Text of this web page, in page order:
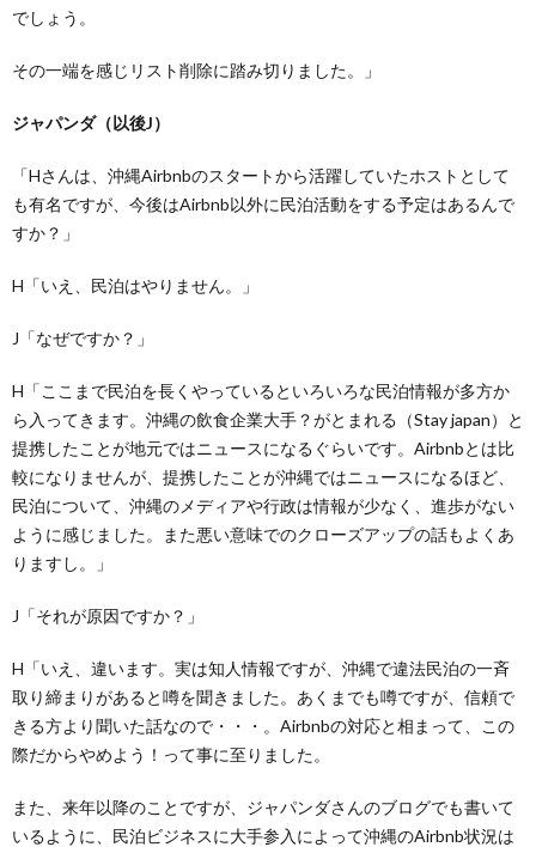
でしょう。
その一端を感じリスト削除に踏み切りました。」
ジャパンダ（以後J）
「Hさんは、沖縄Airbnbのスタートから活躍していたホストとして
も有名ですが、今後はAirbnb以外に民泊活動をする予定はあるんで
すか？」
H「いえ、民泊はやりません。」
J「なぜですか？」
H「ここまで民泊を長くやっているといろいろな民泊情報が多方か
ら入ってきます。沖縄の飲食企業大手？がとまれる（Stay japan）と
提携したことが地元ではニュースになるぐらいです。Airbnbとは比
較になりませんが、提携したことが沖縄ではニュースになるほど、
民泊について、沖縄のメディアや行政は情報が少なく、進歩がない
ように感じました。また悪い意味でのクローズアップの話もよくあ
りますし。」
J「それが原因ですか？」
H「いえ、違います。実は知人情報ですが、沖縄で違法民泊の一斉
取り締まりがあると噂を聞きました。あくまでも噂ですが、信頼で
きる方より聞いた話なので・・・。Airbnbの対応と相まって、この
際だからやめよう！って事に至りました。
また、来年以降のことですが、ジャパンダさんのブログでも書いて
いるように、民泊ビジネスに大手参入によって沖縄のAirbnb状況は